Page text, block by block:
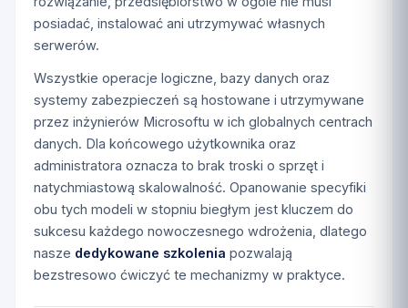
posiadać, instalować ani utrzymywać własnych
serwerów.
Wszystkie operacje logiczne, bazy danych oraz
systemy zabezpieczeń są hostowane i utrzymywane
przez inżynierów Microsoftu w ich globalnych centrach
danych. Dla końcowego użytkownika oraz
administratora oznacza to brak troski o sprzęt i
natychmiastową skalowalność. Opanowanie specyfiki
obu tych modeli w stopniu biegłym jest kluczem do
sukcesu każdego nowoczesnego wdrożenia, dlatego
nasze dedykowane szkolenia pozwalają
bezstresowo ćwiczyć te mechanizmy w praktyce.